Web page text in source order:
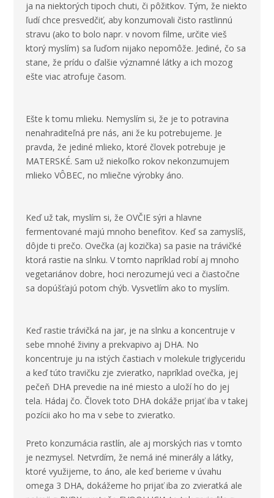
ja na niektorých tipoch chuti, či pôžitkov. Tým, že niekto
ľudí chce presvedčiť, aby konzumovali čisto rastlinnú
stravu (ako to bolo napr. v novom filme, určite vieš
ktorý myslím) sa ľuďom nijako nepomôže. Jediné, čo sa
stane, že prídu o ďalšie významné látky a ich mozog
ešte viac atrofuje časom.
Ešte k tomu mlieku. Nemyslím si, že je to potravina
nenahraditeľná pre nás, ani že ku potrebujeme. Je
pravda, že jediné mlieko, ktoré človek potrebuje je
MATERSKÉ. Sam už niekoľko rokov nekonzumujem
mlieko VÔBEC, no mliečne výrobky áno.
Keď už tak, myslím si, že OVČIE sýri a hlavne
fermentované majú mnoho benefitov. Keď sa zamyslíš,
dôjde ti prečo. Ovečka (aj kozička) sa pasie na trávičké
ktorá rastie na slnku. V tomto napríklad robí aj mnoho
vegetariánov dobre, hoci nerozumejú veci a čiastočne
sa dopúšťajú potom chýb. Vysvetlím ako to myslím.
Keď rastie trávičká na jar, je na slnku a koncentruje v
sebe mnohé živiny a prekvapivo aj DHA. No
koncentruje ju na istých častiach v molekule triglyceridu
a keď túto travičku zje zvieratko, napríklad ovečka, jej
pečeň DHA prevedie na iné miesto a uloží ho do jej
tela. Hádaj čo. Človek toto DHA dokáže prijať iba v takej
pozícii ako ho ma v sebe to zvieratko.
Preto konzumácia rastlín, ale aj morských rias v tomto
je nezmysel. Netvrdím, že nemá iné minerály a látky,
ktoré využijeme, to áno, ale keď berieme v úvahu
omega 3 DHA, dokážeme ho prijať iba zo zvieratká ale